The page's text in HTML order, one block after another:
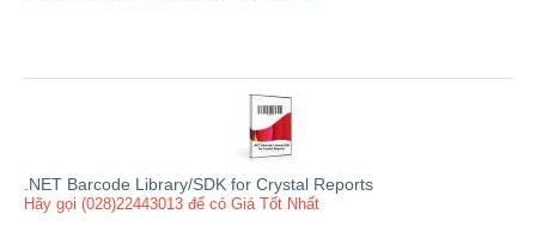
.NET Barcode Library/SDK for Crystal Reports
Hãy gọi (028)22443013 để có Giá Tốt Nhất